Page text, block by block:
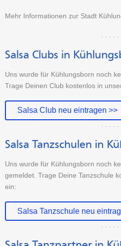
Mehr Informationen zur Stadt
Salsa Clubs in
Uns wurde für Kühlungsborn noch
Trage Deinen Club kostenlos in
Salsa Club neu eintragen >>
Salsa Tanzschulen in
Uns wurde für Kühlungsborn noch
gemeldet. Trage Deine Tanzschule
ein:
Salsa Tanzschule neu